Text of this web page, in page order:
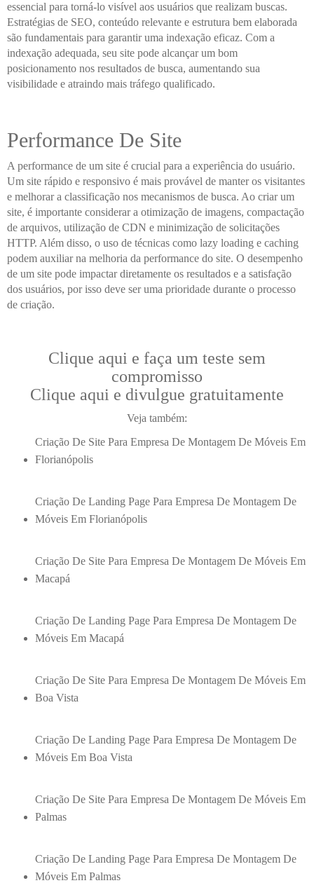
essencial para torná-lo visível aos usuários que realizam buscas.
Estratégias de SEO, conteúdo relevante e estrutura bem elaborada
são fundamentais para garantir uma indexação eficaz. Com a
indexação adequada, seu site pode alcançar um bom
posicionamento nos resultados de busca, aumentando sua
visibilidade e atraindo mais tráfego qualificado.
Performance De Site
A performance de um site é crucial para a experiência do usuário.
Um site rápido e responsivo é mais provável de manter os visitantes
e melhorar a classificação nos mecanismos de busca. Ao criar um
site, é importante considerar a otimização de imagens, compactação
de arquivos, utilização de CDN e minimização de solicitações
HTTP. Além disso, o uso de técnicas como lazy loading e caching
podem auxiliar na melhoria da performance do site. O desempenho
de um site pode impactar diretamente os resultados e a satisfação
dos usuários, por isso deve ser uma prioridade durante o processo
de criação.
Clique aqui e faça um teste sem
compromisso
Clique aqui e divulgue gratuitamente
Veja também:
Criação De Site Para Empresa De Montagem De Móveis Em
Florianópolis
Criação De Landing Page Para Empresa De Montagem De
Móveis Em Florianópolis
Criação De Site Para Empresa De Montagem De Móveis Em
Macapá
Criação De Landing Page Para Empresa De Montagem De
Móveis Em Macapá
Criação De Site Para Empresa De Montagem De Móveis Em
Boa Vista
Criação De Landing Page Para Empresa De Montagem De
Móveis Em Boa Vista
Criação De Site Para Empresa De Montagem De Móveis Em
Palmas
Criação De Landing Page Para Empresa De Montagem De
Móveis Em Palmas